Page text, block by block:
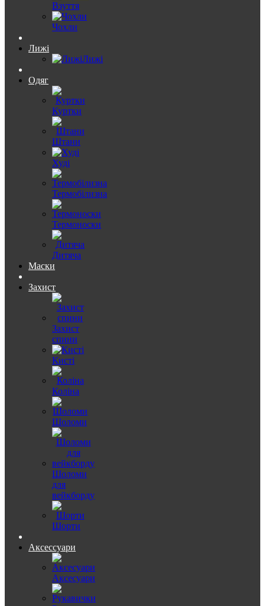
Взуття
Чохли
Лижі
Лижі
Одяг
Куртки
Штани
Худі
Термобілизна
Термоноски
Дитяча
Маски
Захист
Захист
спини
Кисті
Коліна
Шоломи
Шоломи
для
вейкборду
Шорти
Аксессуари
Аксесуари